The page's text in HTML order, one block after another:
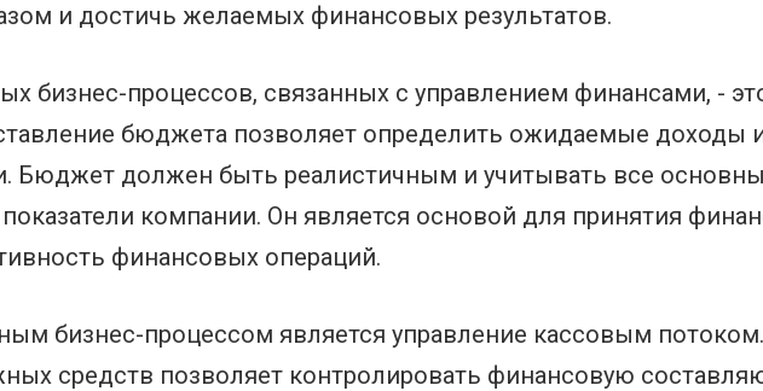
и достичь желаемых финансовых результатов.
бизнес-процессов, связанных с управлением финансами, -
бюджета позволяет определить ожидаемые доходы
Бюджет должен быть реалистичным и учитывать все
компании. Он является основой для принятия
финансовых операций.
бизнес-процессом является управление кассовым
средств позволяет контролировать финансовую